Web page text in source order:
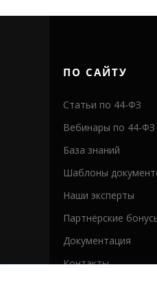
ПО САЙТУ
Статьи по 44-ФЗ
Вебинары по 44-ФЗ
База знаний
Шаблоны
Наши эксперты
Партнёрские
Документация
Контакты